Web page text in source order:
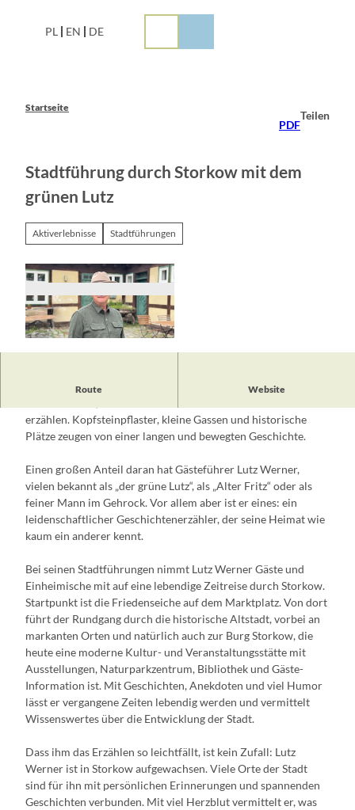
PL EN DE
Startseite
PDF
Teilen
Stadtführung durch Storkow mit dem
grünen Lutz
Aktiverlebnisse Stadtführungen
Route Website
Wer durch Storkow (Mark) spaziert, spürt schnell: Diese Stadt
erzählen. Kopfsteinpflaster, kleine Gassen und historische
Plätze zeugen von einer langen und bewegten Geschichte.
Einen großen Anteil daran hat Gästeführer Lutz Werner,
vielen bekannt als „der grüne Lutz“, als „Alter Fritz“ oder als
feiner Mann im Gehrock. Vor allem aber ist er eines: ein
leidenschaftlicher Geschichtenerzähler, der seine Heimat wie
kaum ein anderer kennt.
Bei seinen Stadtführungen nimmt Lutz Werner Gäste und
Einheimische mit auf eine lebendige Zeitreise durch Storkow.
Startpunkt ist die Friedenseiche auf dem Marktplatz. Von dort
führt der Rundgang durch die historische Altstadt, vorbei an
markanten Orten und natürlich auch zur Burg Storkow, die
heute eine moderne Kultur- und Veranstaltungsstätte mit
Ausstellungen, Naturparkzentrum, Bibliothek und Gäste-
Information ist. Mit Geschichten, Anekdoten und viel Humor
lässt er vergangene Zeiten lebendig werden und vermittelt
Wissenswertes über die Entwicklung der Stadt.
Dass ihm das Erzählen so leichtfällt, ist kein Zufall: Lutz
Werner ist in Storkow aufgewachsen. Viele Orte der Stadt
sind für ihn mit persönlichen Erinnerungen und spannenden
Geschichten verbunden. Mit viel Herzblut vermittelt er, was